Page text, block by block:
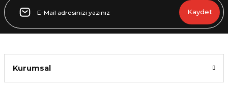
Kaydet
Kurumsal